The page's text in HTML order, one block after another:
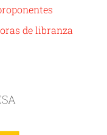
de libranza